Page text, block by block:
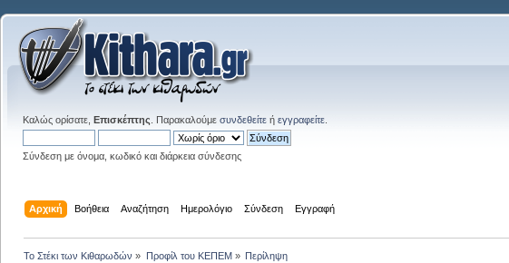
Καλώς ορίσατε, Επισκέπτης . Παρακαλούμε συνδεθείτε ή εγγραφείτε
Σύνδεση με όνομα, κωδικό και διάρκεια σύνδεσης
Αρχική Βοήθεια Αναζήτηση Ημερολόγιο Σύνδεση Εγγραφή
Το Στέκι των Κιθαρωδών » Προφίλ του ΚΕΠΕΜ» Περίληψη